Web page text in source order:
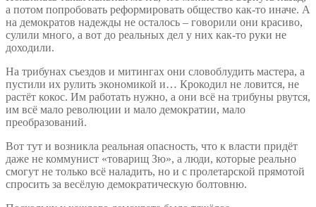
а потом попробовать реформировать общество как-то иначе. А
на демократов надежды не осталось – говорили они красиво,
сулили много, а вот до реальных дел у них как-то руки не
доходили.
На трибунах съездов и митингах они словоблудить мастера, а
пустили их рулить экономикой и… Крокодил не ловится, не
растёт кокос. Им работать нужно, а они всё на трибуны рвутся,
им всё мало революции и мало демократии, мало
преобразований.
Вот тут и возникла реальная опасность, что к власти придёт
даже не коммунист «товарищ Зю», а люди, которые реально
смогут не только всё наладить, но и с пролетарской прямотой
спросить за весёлую демократическую болтовню.